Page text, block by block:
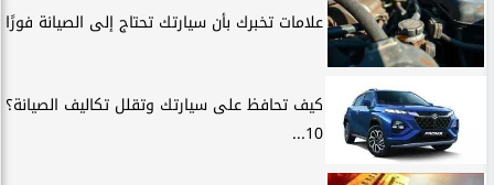
علامات تخبرك بأن سيارتك تحتاج إلى الصيانة فورًا
كيف تحافظ على سيارتك وتقلل تكاليف الصيانة؟
10...